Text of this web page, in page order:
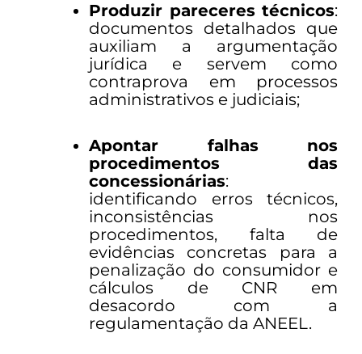
Produzir pareceres técnicos:
documentos detalhados que
auxiliam a argumentação
jurídica e servem como
contraprova em processos
administrativos e judiciais;
Apontar falhas nos
procedimentos das
concessionárias:
identificando erros técnicos,
inconsistências nos
procedimentos, falta de
evidências concretas para a
penalização do consumidor e
cálculos de CNR em
desacordo com a
regulamentação da ANEEL.